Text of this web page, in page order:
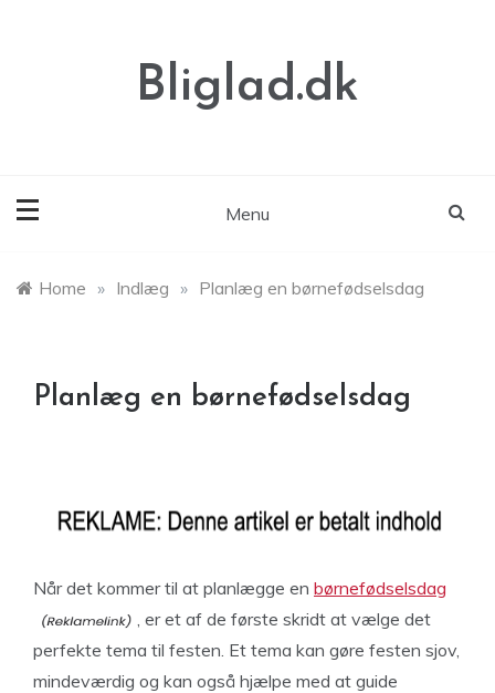
Bliglad.dk
Menu
Home » Indlæg » Planlæg en børnefødselsdag
Planlæg en børnefødselsdag
Når det kommer til at planlægge en børnefødselsdag
, er et af de første skridt at vælge det
perfekte tema til festen. Et tema kan gøre festen sjov,
mindeværdig og kan også hjælpe med at guide